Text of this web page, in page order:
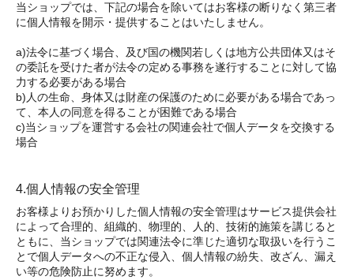
当ショップでは、下記の場合を除いてはお客様の断りなく第三者
に個人情報を開示・提供することはいたしません。
a)法令に基づく場合、及び国の機関若しくは地方公共団体又はそ
の委託を受けた者が法令の定める事務を遂行することに対して協
力する必要がある場合
b)人の生命、身体又は財産の保護のために必要がある場合であっ
て、本人の同意を得ることが困難である場合
c)当ショップを運営する会社の関連会社で個人データを交換する
場合
4.個人情報の安全管理
お客様よりお預かりした個人情報の安全管理はサービス提供会社
によって合理的、組織的、物理的、人的、技術的施策を講じると
ともに、当ショップでは関連法令に準じた適切な取扱いを行うこ
とで個人データへの不正な侵入、個人情報の紛失、改ざん、漏え
い等の危険防止に努めます。